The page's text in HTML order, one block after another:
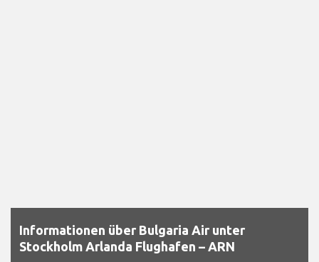
Informationen über Bulgaria Air unter
Stockholm Arlanda Flughafen – ARN